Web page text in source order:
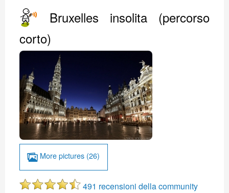
Bruxelles insolita (percorso
corto)
More pictures (26)
491 recensioni della community